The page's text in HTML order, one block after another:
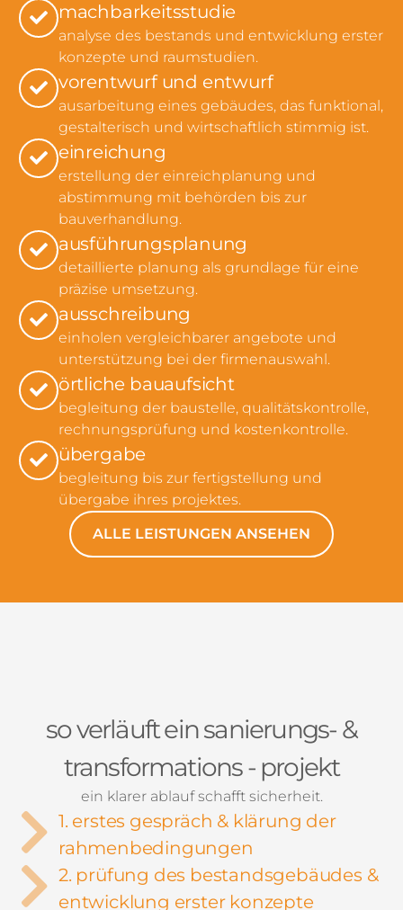
machbarkeitsstudie
analyse des bestands und entwicklung erster
konzepte und raumstudien.
vorentwurf und entwurf
ausarbeitung eines gebäudes, das funktional,
gestalterisch und wirtschaftlich stimmig ist.
einreichung
erstellung der einreichplanung und
abstimmung mit behörden bis zur
bauverhandlung.
ausführungsplanung
detaillierte planung als grundlage für eine
präzise umsetzung.
ausschreibung
einholen vergleichbarer angebote und
unterstützung bei der firmenauswahl.
örtliche bauaufsicht
begleitung der baustelle, qualitätskontrolle,
rechnungsprüfung und kostenkontrolle.
übergabe
begleitung bis zur fertigstellung und
übergabe ihres projektes.
ALLE LEISTUNGEN ANSEHEN
so verläuft ein sanierungs- &
transformations - projekt
ein klarer ablauf schafft sicherheit.
1. erstes gespräch & klärung der
rahmenbedingungen
2. prüfung des bestandsgebäudes &
entwicklung erster konzepte